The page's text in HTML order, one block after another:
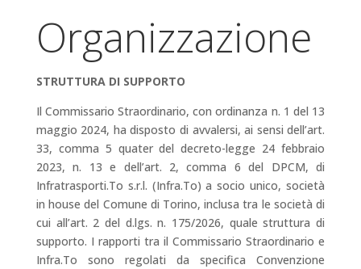
Organizzazione
STRUTTURA DI SUPPORTO
Il Commissario Straordinario, con ordinanza n. 1 del 13
maggio 2024, ha disposto di avvalersi, ai sensi dell’art.
33, comma 5 quater del decreto-legge 24 febbraio
2023, n. 13 e dell’art. 2, comma 6 del DPCM, di
Infratrasporti.To s.r.l. (Infra.To) a socio unico, società
in house del Comune di Torino, inclusa tra le società di
cui all’art. 2 del d.lgs. n. 175/2026, quale struttura di
supporto. I rapporti tra il Commissario Straordinario e
Infra.To sono regolati da specifica Convenzione